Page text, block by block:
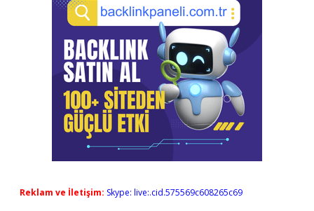
Reklam ve İletişim: Skype: live:.cid.575569c608265c69